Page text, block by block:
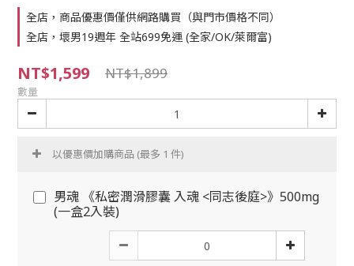
全店，商品優惠價僅供網路購買（與門市價格不同）
全店，壞男19週年 全站699免運 (全家/OK/萊爾富)
NT$1,599 NT$1,899
數量
以優惠價加購商品 (最多 1 件)
男魂 《私密潤滑膠囊 入魂 <同志後庭>》500mg
(一盒2入裝)